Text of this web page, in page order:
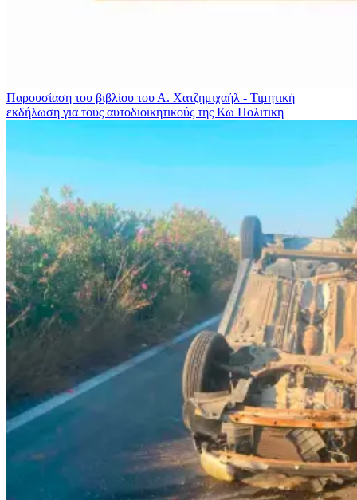
Παρουσίαση του βιβλίου του Α. Χατζημιχαήλ - Τιμητική
εκδήλωση για τους αυτοδιοικητικούς της Κω Πολιτικη